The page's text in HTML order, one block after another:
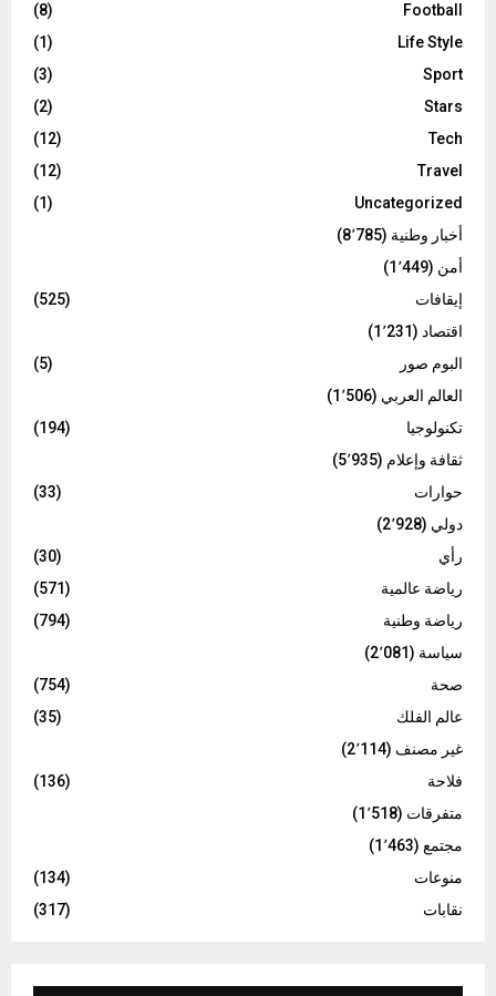
Football
(8)
Life Style
(1)
Sport
(3)
Stars
(2)
Tech
(12)
Travel
(12)
Uncategorized
(1)
أخبار وطنية (8٬785)
أمن (1٬449)
إيقافات
(525)
اقتصاد (1٬231)
البوم صور
(5)
العالم العربي (1٬506)
تكنولوجيا
(194)
ثقافة وإعلام (5٬935)
حوارات
(33)
دولي (2٬928)
رأي
(30)
رياضة عالمية
(571)
رياضة وطنية
(794)
سياسة (2٬081)
صحة
(754)
عالم الفلك
(35)
غير مصنف (2٬114)
فلاحة
(136)
متفرقات (1٬518)
مجتمع (1٬463)
منوعات
(134)
نقابات
(317)